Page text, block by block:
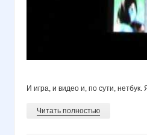
И игра, и видео и, по сути,
Читать полностью